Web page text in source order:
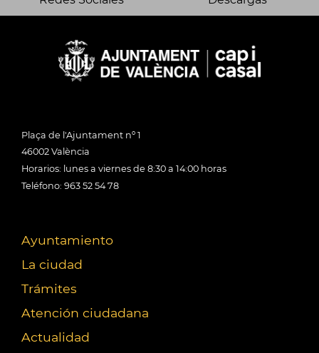
Plaça de l'Ajuntament nº 1
46002 València
Horarios: lunes a viernes de 8:30 a 14:00 horas
Teléfono: 963 52 54 78
Ayuntamiento
La ciudad
Trámites
Atención ciudadana
Actualidad